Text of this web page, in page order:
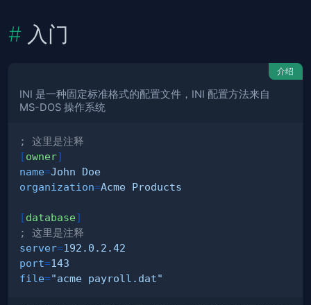
入门
介绍
INI 是一种固定标准格式的配置文件，INI 配置方法来自
MS-DOS 操作系统
; 这里是注释
[owner]
name=John Doe
organization=Acme Products
[database]
; 这里是注释
server=192.0.2.42
port=143
file="acme payroll.dat"